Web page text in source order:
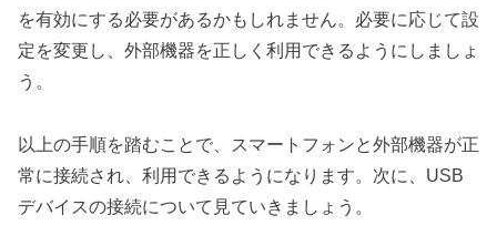
を有効にする必要があるかもしれません。必要に応じて設
定を変更し、外部機器を正しく利用できるようにしましょ
う。
以上の手順を踏むことで、スマートフォンと外部機器が正
常に接続され、利用できるようになります。次に、USB
デバイスの接続について見ていきましょう。